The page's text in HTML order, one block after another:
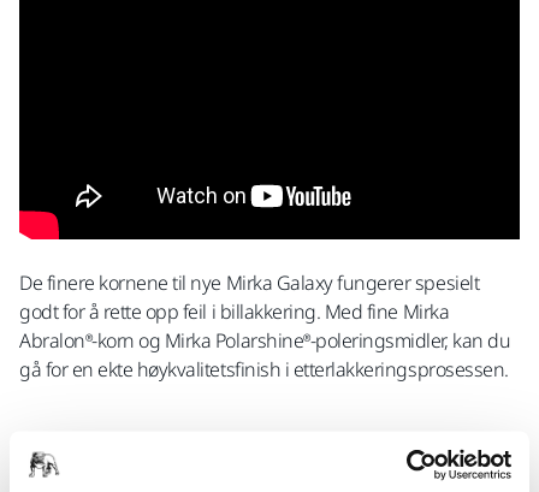
De finere kornene til nye Mirka Galaxy fungerer spesielt
godt for å rette opp feil i billakkering. Med fine Mirka
Abralon®-korn og Mirka Polarshine®-poleringsmidler, kan du
gå for en ekte høykvalitetsfinish i etterlakkeringsprosessen.